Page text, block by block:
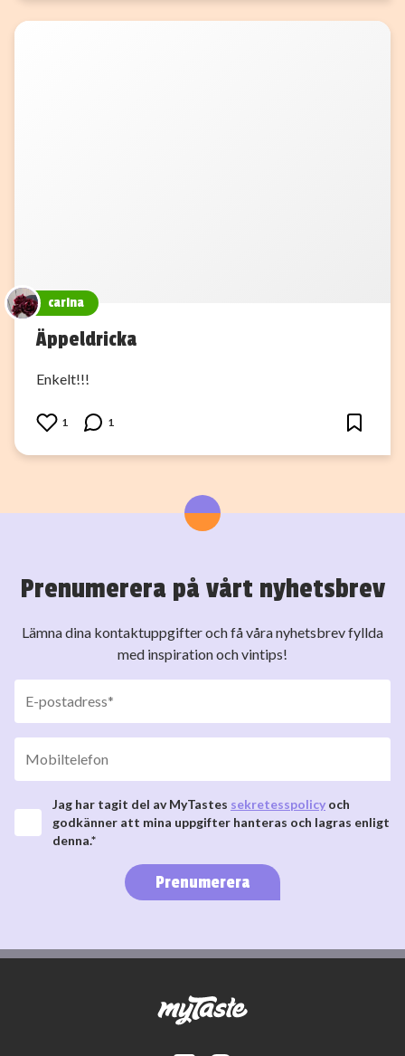
carina
Äppeldricka
Enkelt!!!
1 1
Prenumerera på vårt nyhetsbrev
Lämna dina kontaktuppgifter och få våra nyhetsbrev fyllda
med inspiration och vintips!
Jag har tagit del av MyTastes sekretesspolicy och
godkänner att mina uppgifter hanteras och lagras enligt
denna.*
Prenumerera